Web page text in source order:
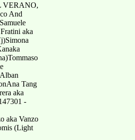
VERANO,
And
aka
Tang
aka
-
aka Vanzo
(Light